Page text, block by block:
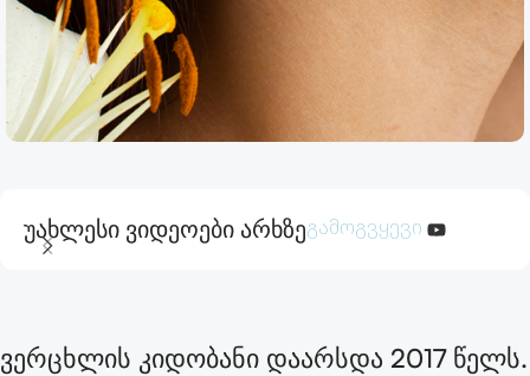
სრულად ნახვა
უახლესი ვიდეოები არხზეგამოგვყევი
ვერცხლის კიდობანი დაარსდა 2017 წელს.